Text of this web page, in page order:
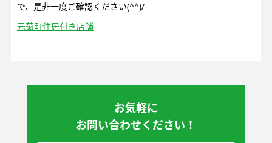
で、是非一度ご確認ください(^^)/
元菊町住居付き店舗
お気軽に
お問い合わせください！